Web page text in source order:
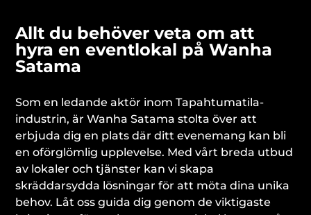
Allt du behöver veta om att
hyra en eventlokal på Wanha
Satama
Som en ledande aktör inom Tapahtumatila-
industrin, är Wanha Satama stolta över att
erbjuda dig en plats där ditt evenemang kan bli
en oförglömlig upplevelse. Med vårt breda utbud
av lokaler och tjänster kan vi skapa
skräddarsydda lösningar för att möta dina unika
behov. Låt oss guida dig genom de viktigaste